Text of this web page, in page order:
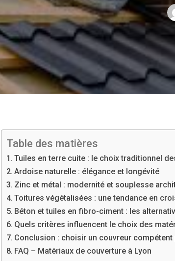
Table des matières
Tuiles en terre cuite : le choix traditionnel
Ardoise naturelle : élégance et longévité
Zinc et métal : modernité et souplesse
Toitures végétalisées : une tendance en
Béton et tuiles en fibro-ciment : les
Quels critères influencent le choix des
Conclusion : choisir un couvreur
FAQ – Matériaux de couverture à Lyon